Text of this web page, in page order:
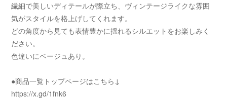
繊細で美しいディテールが際立ち、ヴィンテージライクな雰囲
気がスタイルを格上げしてくれます。
どの角度から見ても表情豊かに揺れるシルエットをお楽しみく
ださい。
色違いにベージュあり。
●商品一覧トップページはこちら↓
https://x.gd/1fnk6